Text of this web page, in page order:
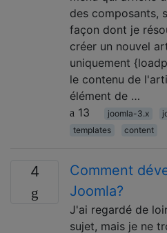
des composants,
façon dont je
créer un nouvel
uniquement
le contenu de
élément de …
13
joomla-3.x
templates
content
4
Comment
Joomla?
J'ai regardé de
sujet, mais je ne